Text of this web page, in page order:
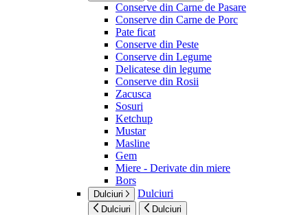
Conserve din Carne de Pasare
Conserve din Carne de Porc
Pate ficat
Conserve din Peste
Conserve din Legume
Delicatese din legume
Conserve din Rosii
Zacusca
Sosuri
Ketchup
Mustar
Masline
Gem
Miere - Derivate din miere
Bors
Dulciuri Dulciuri
Dulciuri Dulciuri